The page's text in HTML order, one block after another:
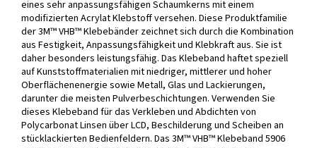
eines sehr anpassungsfähigen Schaumkerns mit einem
modifizierten Acrylat Klebstoff versehen. Diese Produktfamilie
der 3M™ VHB™ Klebebänder zeichnet sich durch die Kombination
aus Festigkeit, Anpassungsfähigkeit und Klebkraft aus. Sie ist
daher besonders leistungsfähig. Das Klebeband haftet speziell
auf Kunststoffmaterialien mit niedriger, mittlerer und hoher
Oberflächenenergie sowie Metall, Glas und Lackierungen,
darunter die meisten Pulverbeschichtungen. Verwenden Sie
dieses Klebeband für das Verkleben und Abdichten von
Polycarbonat Linsen über LCD, Beschilderung und Scheiben an
stücklackierten Bedienfeldern. Das 3M™ VHB™ Klebeband 5906